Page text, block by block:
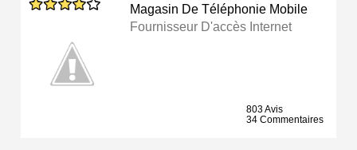
Magasin De Téléphonie Mobile
Fournisseur D'accès Internet
803 Avis
34 Commentaires